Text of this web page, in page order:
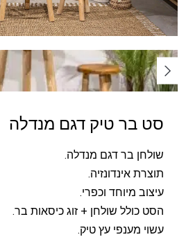
סט בר טיק דגם מנדלה
שולחן בר דגם מנדלה.
תוצרת אינדונזיה.
עיצוב מיוחד וכפרי.
הסט כולל שולחן + זוג כיסאות בר.
עשוי מענפי עץ טיק.